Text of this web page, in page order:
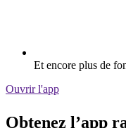
Et encore plus de
Ouvrir l'app
Obtenez l’app